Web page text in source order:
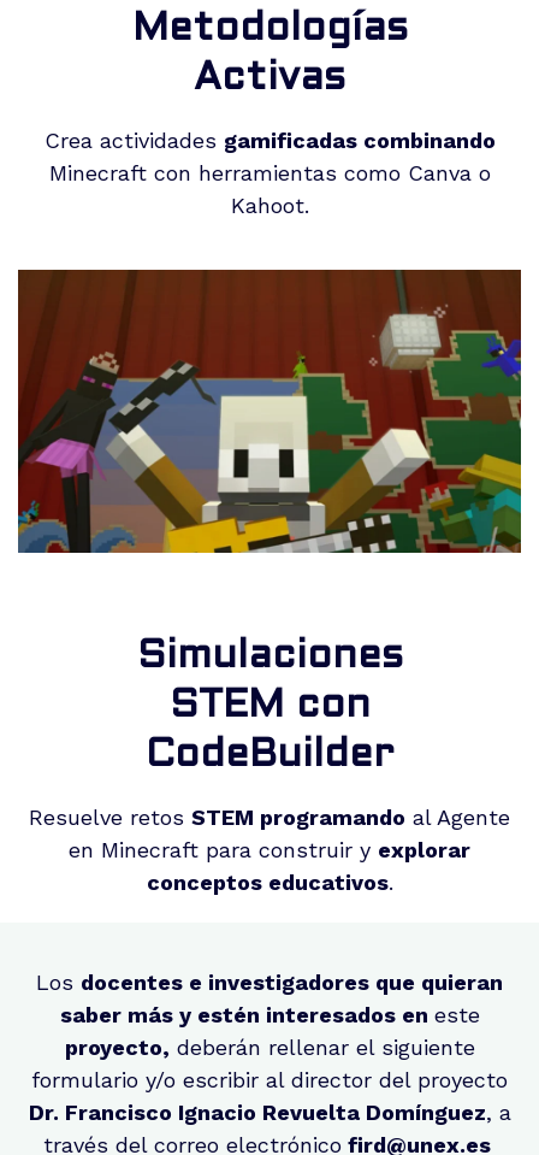
Metodologías
Activas
Crea actividades gamificadas combinando
Minecraft con herramientas como Canva o
Kahoot.
Simulaciones
STEM con
CodeBuilder
Resuelve retos STEM programando al Agente
en Minecraft para construir y explorar
conceptos educativos.
Los docentes e investigadores que quieran
saber más y estén interesados en este
proyecto, deberán rellenar el siguiente
formulario y/o escribir al director del proyecto
Dr. Francisco Ignacio Revuelta Domínguez, a
través del correo electrónicofird@unex.es